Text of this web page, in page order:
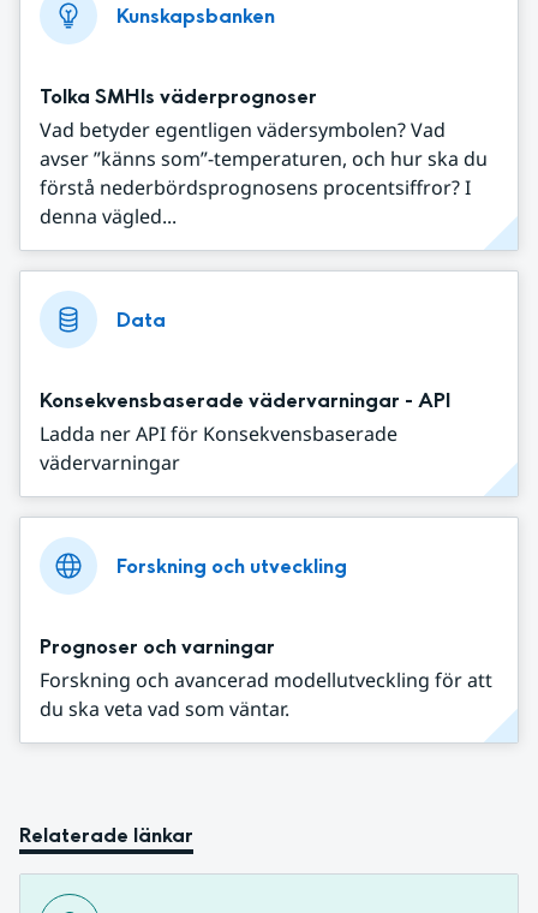
Kunskapsbanken
Tolka SMHIs väderprognoser
Vad betyder egentligen vädersymbolen? Vad
avser ”känns som”-temperaturen, och hur ska du
förstå nederbördsprognosens procentsiffror? I
denna vägled...
Data
Konsekvensbaserade vädervarningar - API
Ladda ner API för Konsekvensbaserade
vädervarningar
Forskning och utveckling
Prognoser och varningar
Forskning och avancerad modellutveckling för att
du ska veta vad som väntar.
Relaterade länkar